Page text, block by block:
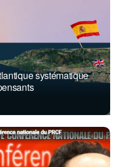
systématique